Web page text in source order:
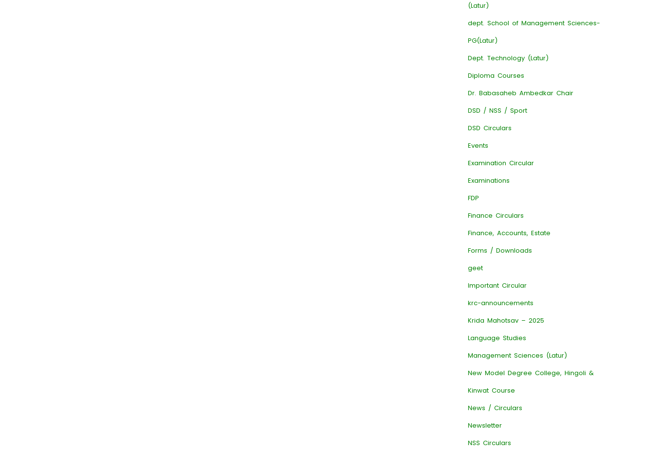
(Latur)
dept. School of Management Sciences-
PG(Latur)
Dept. Technology (Latur)
Diploma Courses
Dr. Babasaheb Ambedkar Chair
DSD / NSS / Sport
DSD Circulars
Events
Examination Circular
Examinations
FDP
Finance Circulars
Finance, Accounts, Estate
Forms / Downloads
geet
Important Circular
krc-announcements
Krida Mahotsav – 2025
Language Studies
Management Sciences (Latur)
New Model Degree College, Hingoli &
Kinwat Course
News / Circulars
Newsletter
NSS Circulars